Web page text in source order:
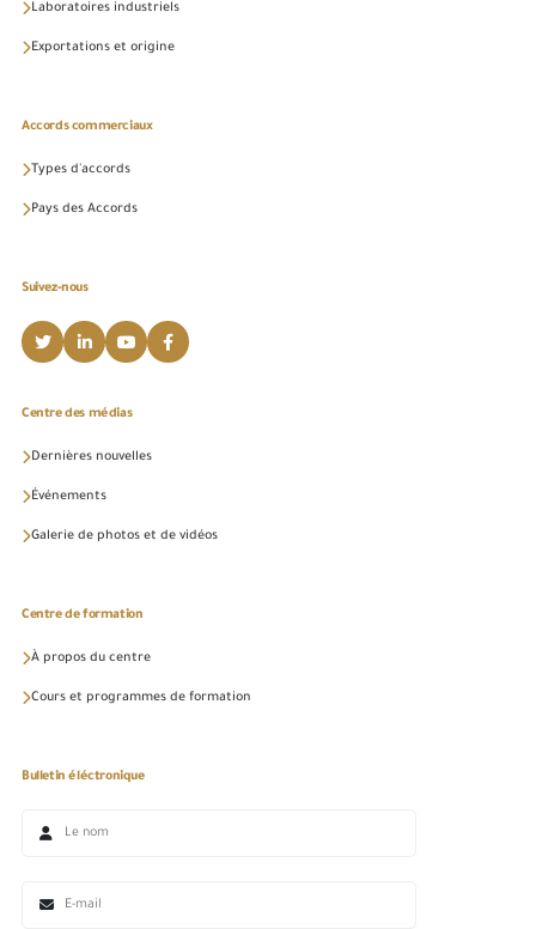
Laboratoires industriels
Exportations et origine
Accords commerciaux
Types d'accords
Pays des Accords
Suivez-nous
Centre des médias
Dernières nouvelles
Événements
Galerie de photos et de vidéos
Centre de formation
À propos du centre
Cours et programmes de formation
Bulletin éléctronique